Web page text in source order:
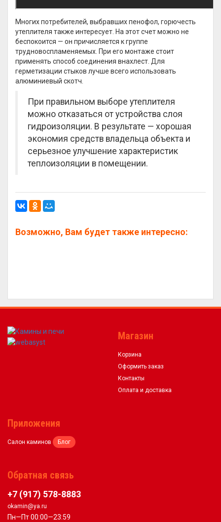
Многих потребителей, выбравших пенофол, горючесть
утеплителя также интересует. На этот счет можно не
беспокоится — он причисляется к группе
трудновоспламеняемых. При его монтаже стоит
применять способ соединения внахлест. Для
герметизации стыков лучше всего использовать
алюминиевый скотч.
При правильном выборе утеплителя
можно отказаться от устройства слоя
гидроизоляции. В результате — хорошая
экономия средств владельца объекта и
серьезное улучшение характеристик
теплоизоляции в помещении.
Возможно, Вам будет также интересно:
Магазин
Корзина
Оформить заказ
Контакты
Оплата и доставка
Приложения
Салон каминов Блог
Обратная связь
+7 (917) 578-8883
okamin@ya.ru
Пн—Пт 00:00—23:59